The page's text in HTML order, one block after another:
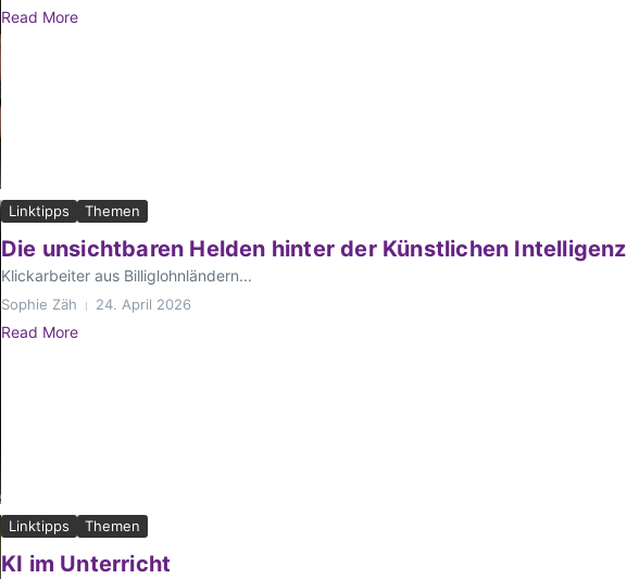
Read More
Linktipps Themen
Die unsichtbaren Helden hinter der Künstlichen Intelligenz
Klickarbeiter aus Billiglohnländern...
Sophie Zäh 24. April 2026
Read More
Linktipps Themen
KI im Unterricht